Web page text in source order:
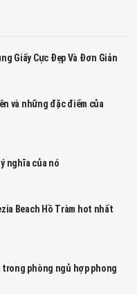
Giấy Cực Đẹp Và Đơn Giản
và những đặc điểm của
nghĩa của nó
Beach Hồ Tràm hot nhất
phòng ngủ hợp phong